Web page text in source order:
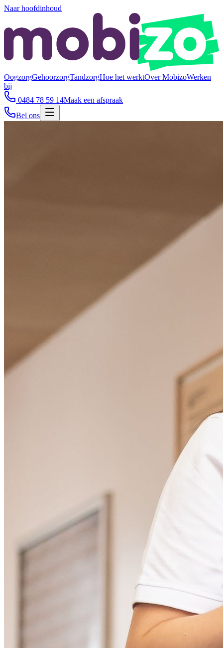
Naar hoofdinhoud
OogzorgGehoorzorgTandzorgHoe het werktOver MobizoWerken
bij
0484 78 59 14Maak een afspraak
Bel ons